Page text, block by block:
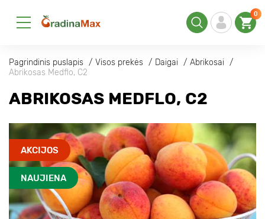
0
Pagrindinis puslapis Visos prekės Daigai
Abrikosai
Abrikosas Medflo, C2
ABRIKOSAS MEDFLO, C2
AKCIJOS
NAUJIENA